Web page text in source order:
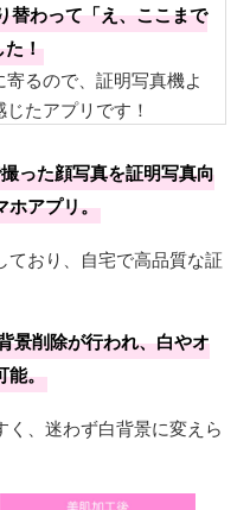
替わって「え、ここまで
た！
るので、証明写真機よ
たアプリです！
った顔写真を証明写真向
ホアプリ。
おり、自宅で高品質な証
景削除が行われ、白やオ
能。
、迷わず白背景に変えら